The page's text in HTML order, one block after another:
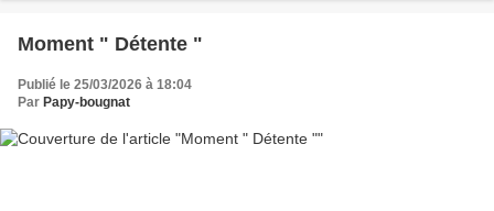
Moment " Détente "
Publié le 25/03/2026 à 18:04
Par Papy-bougnat